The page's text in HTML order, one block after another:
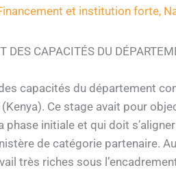
et institution forte,
DES CAPACITÉS DU
capacités du département
Ce stage avait pour
initiale et qui doit
de catégorie partenaire.
très riches sous